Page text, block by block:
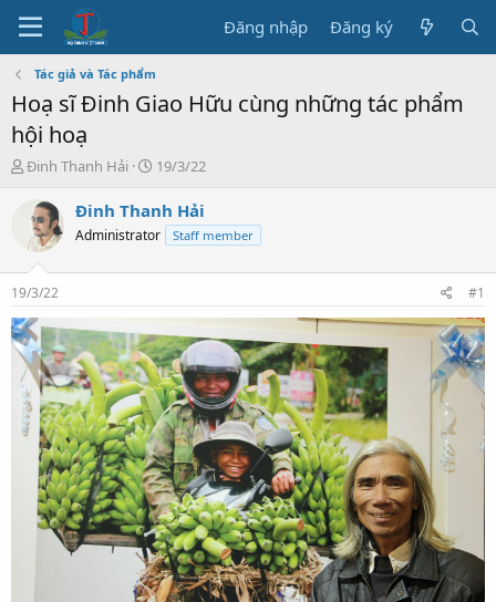
Đăng nhập Đăng ký
Tác giả và Tác phẩm
Hoạ sĩ Đinh Giao Hữu cùng những tác phẩm
hội hoạ
T
e
a
s
t
a
r
t
e
r
Đinh Thanh Hải
N
à
b
ầ
u
19/3/22
Đinh Thanh Hải
Administrator Staff member
19/3/22 #1